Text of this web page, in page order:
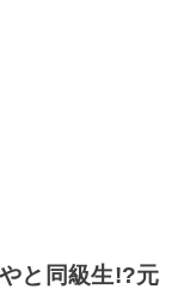
と同級生!?元